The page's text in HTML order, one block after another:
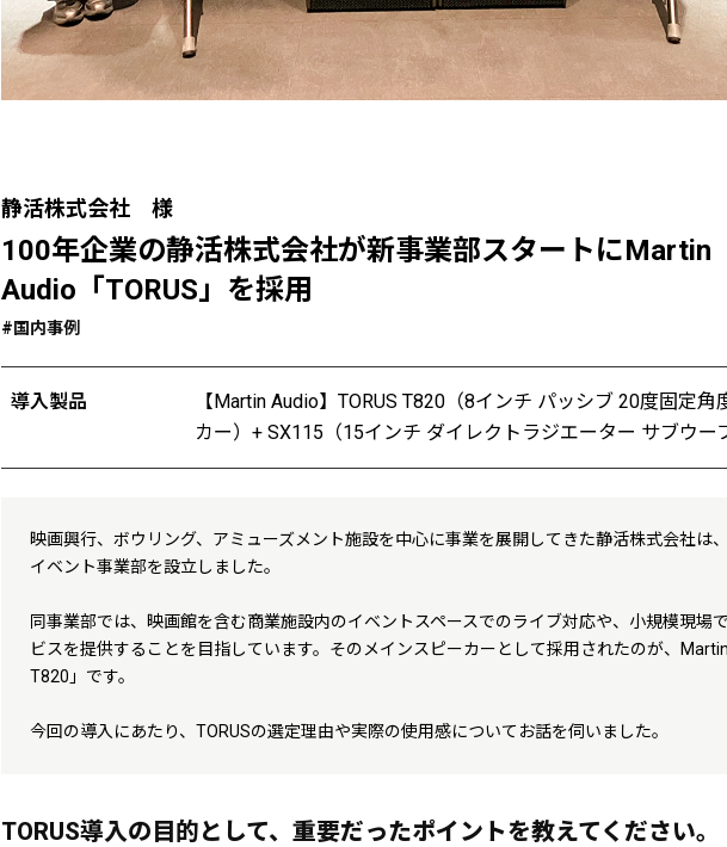
静活株式会社 様
100年企業の静活株式会社が新事業部スタートにMartin
Audio「TORUS」を採用
#国内事例
導入製品
【Martin Audio】TORUS T820（8インチ パッシブ 20度固定
カー）+ SX115（15インチ ダイレクトラジエーター サブウー
映画興行、ボウリング、アミューズメント施設を中心に事業を展開してきた静活株式会社は
イベント事業部を設立しました。
同事業部では、映画館を含む商業施設内のイベントスペースでのライブ対応や、小規模現場
ビスを提供することを目指しています。そのメインスピーカーとして採用されたのが、
T820」です。
今回の導入にあたり、TORUSの選定理由や実際の使用感についてお話を伺いました。
TORUS導入の目的として、重要だったポイントを教えてください。